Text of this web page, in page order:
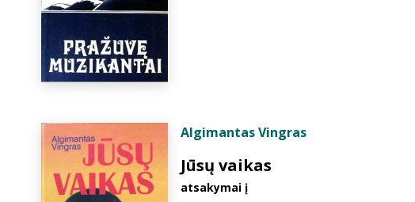
Algimantas Vingras
Jūsų vaikas
atsakymai į